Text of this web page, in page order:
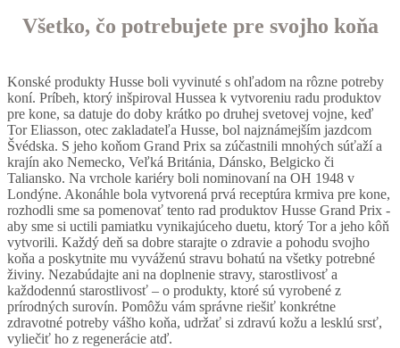
Všetko, čo potrebujete pre svojho koňa
Konské produkty Husse boli vyvinuté s ohľadom na rôzne potreby
koní. Príbeh, ktorý inšpiroval Hussea k vytvoreniu radu produktov
pre kone, sa datuje do doby krátko po druhej svetovej vojne, keď
Tor Eliasson, otec zakladateľa Husse, bol najznámejším jazdcom
Švédska. S jeho koňom Grand Prix sa zúčastnili mnohých súťaží a
krajín ako Nemecko, Veľká Británia, Dánsko, Belgicko či
Taliansko. Na vrchole kariéry boli nominovaní na OH 1948 v
Londýne. Akonáhle bola vytvorená prvá receptúra krmiva pre kone,
rozhodli sme sa pomenovať tento rad produktov Husse Grand Prix -
aby sme si uctili pamiatku vynikajúceho duetu, ktorý Tor a jeho kôň
vytvorili. Každý deň sa dobre starajte o zdravie a pohodu svojho
koňa a poskytnite mu vyváženú stravu bohatú na všetky potrebné
živiny. Nezabúdajte ani na doplnenie stravy, starostlivosť a
každodennú starostlivosť – o produkty, ktoré sú vyrobené z
prírodných surovín. Pomôžu vám správne riešiť konkrétne
zdravotné potreby vášho koňa, udržať si zdravú kožu a lesklú srsť,
vyliečiť ho z regenerácie atď.